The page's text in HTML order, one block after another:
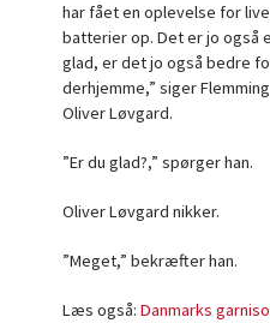
har fået en oplevelse for
batterier op. Det er jo også
glad, er det jo også bedre
derhjemme,” siger
Oliver Løvgard.
”Er du glad?,” spørger han.
Oliver Løvgard nikker.
”Meget,” bekræfter han.
Læs også: Danmarks